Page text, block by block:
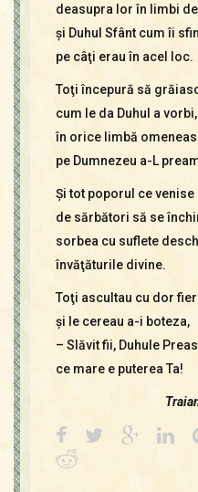
deasupra lor în limbi
şi Duhul Sfânt cum îi
pe câţi erau în acel loc.
Toţi începură să
cum le da Duhul a vorbi,
în orice limbă
pe Dumnezeu a-L
Şi tot poporul ce venise
de sărbători să se
sorbea cu suflete
învăţăturile divine.
Toţi ascultau cu dor
şi le cereau a-i boteza,
– Slăvit fii, Duhule
ce mare e puterea Ta!